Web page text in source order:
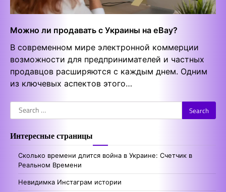
Можно ли продавать с Украины на eBay?
В современном мире электронной коммерции
возможности для предпринимателей и частных
продавцов расширяются с каждым днем. Одним
из ключевых аспектов этого…
Search
for:
Интересные страницы
Сколько времени длится война в Украине: Счетчик в
Реальном Времени
Невидимка Инстаграм истории